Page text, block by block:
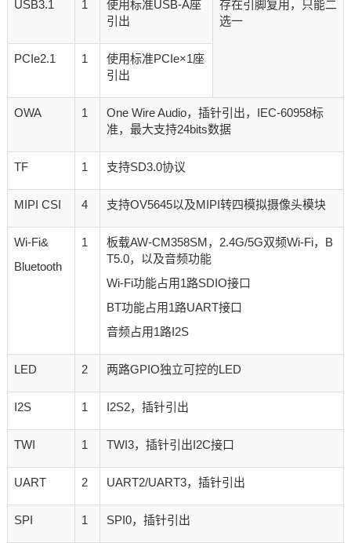
USB3.1 1
使用标准USB-A座
引出
存在引脚复用，只能二
选一
PCIe2.1 1
使用标准PCIe×1座
引出
OWA 1
One Wire Audio，插针引出，IEC-60958标
准，最大支持24bits数据
TF 1 支持SD3.0协议
MIPI CSI 4 支持OV5645以及MIPI转四模拟摄像头模块
Wi-Fi&
Bluetooth
1
板载AW-CM358SM，2.4G/5G双频Wi-Fi，B
T5.0，以及音频功能
Wi-Fi功能占用1路SDIO接口
BT功能占用1路UART接口
音频占用1路I2S
LED 2 两路GPIO独立可控的LED
I2S 1 I2S2，插针引出
TWI 1 TWI3，插针引出I2C接口
UART 2 UART2/UART3，插针引出
SPI 1 SPI0，插针引出